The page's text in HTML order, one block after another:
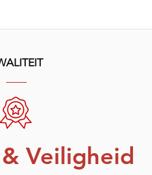
Veiligheid